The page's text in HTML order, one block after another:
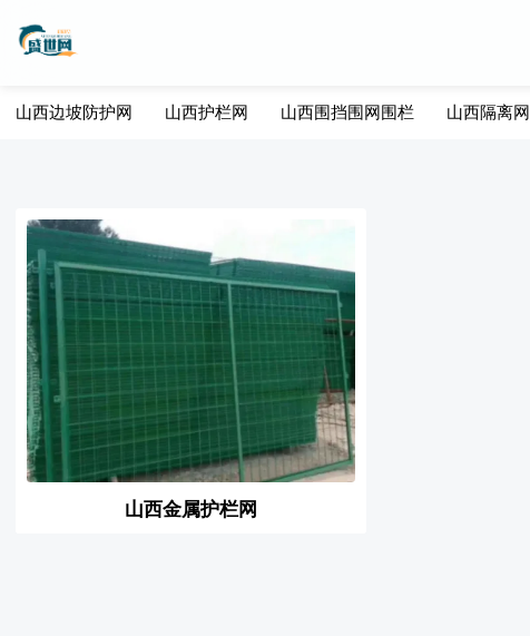
山西边坡防护网 山西护栏网 山西围挡围网围栏 山西隔离网
山西金属护栏网